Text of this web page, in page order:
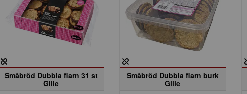
Småbröd Dubbla flarn 31 st
Gille
Småbröd Dubbla flarn burk
Gille